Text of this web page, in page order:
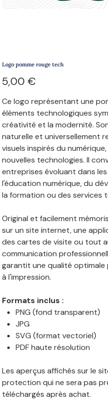
Logo pomme rouge tech
5,00 €
Ce logo représentant une
éléments technologiques
créativité et la modernité.
naturelle et universellement
visuels inspirés du
nouvelles technologies. Il
entreprises évoluant dans
l'éducation numérique, du
la formation ou des services
Original et facilement
sur un site internet, une
des cartes de visite ou tout
communication
garantit une qualité optimale
à l'impression.
Formats inclus :
PNG (fond transparent)
JPG
SVG (format vectoriel)
PDF haute résolution
Les aperçus affichés sur le
protection qui ne sera pas
téléchargés après achat.